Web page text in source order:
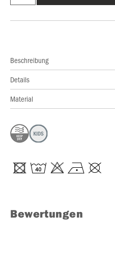
Beschreibung
Details
Material
Bewertungen